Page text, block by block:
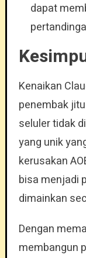
dapat
Kenaikan
penembak
seluler tidak
yang unik
kerusakan
bisa menjadi
dimainkan
Dengan
membangun